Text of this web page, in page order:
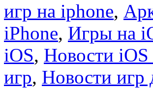
игр на iphone,
iPhone, Игры на
iOS, Новости iOS
игр, Новости игр